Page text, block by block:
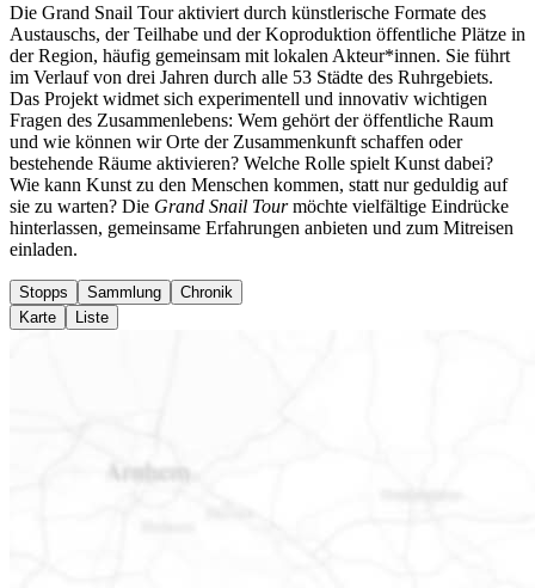
Die Grand Snail Tour aktiviert durch künstlerische Formate des
Austauschs, der Teilhabe und der Koproduktion öffentliche Plätze in
der Region, häufig gemeinsam mit lokalen Akteur*innen. Sie führt
im Verlauf von drei Jahren durch alle 53 Städte des Ruhrgebiets.
Das Projekt widmet sich experimentell und innovativ wichtigen
Fragen des Zusammenlebens: Wem gehört der öffentliche Raum
und wie können wir Orte der Zusammenkunft schaffen oder
bestehende Räume aktivieren? Welche Rolle spielt Kunst dabei?
Wie kann Kunst zu den Menschen kommen, statt nur geduldig auf
sie zu warten? Die Grand Snail Tourmöchte vielfältige Eindrücke
hinterlassen, gemeinsame Erfahrungen anbieten und zum Mitreisen
einladen.
Stopps Sammlung
Chronik
Karte
Liste